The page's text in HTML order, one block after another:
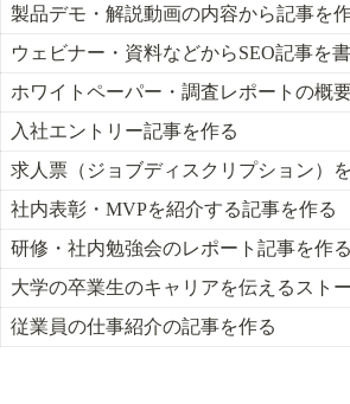
製品デモ・解説動画の内容から記事を
ウェビナー・資料などからSEO記事を書
ホワイトペーパー・調査レポートの概
入社エントリー記事を作る
求人票（ジョブディスクリプション）
社内表彰・MVPを紹介する記事を作る
研修・社内勉強会のレポート記事を作る
大学の卒業生のキャリアを伝えるスト
従業員の仕事紹介の記事を作る